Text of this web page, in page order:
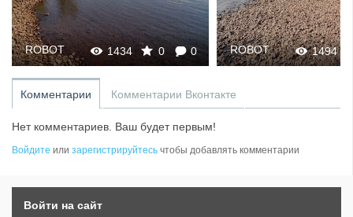
1494 0 0
ROBOT 1761
ROBOT
Комментарии Комментарии Вконтакте
Нет комментариев. Ваш будет первым!
Войдите или зарегистрируйтесь чтобы добавлять комментарии
Войти на сайт